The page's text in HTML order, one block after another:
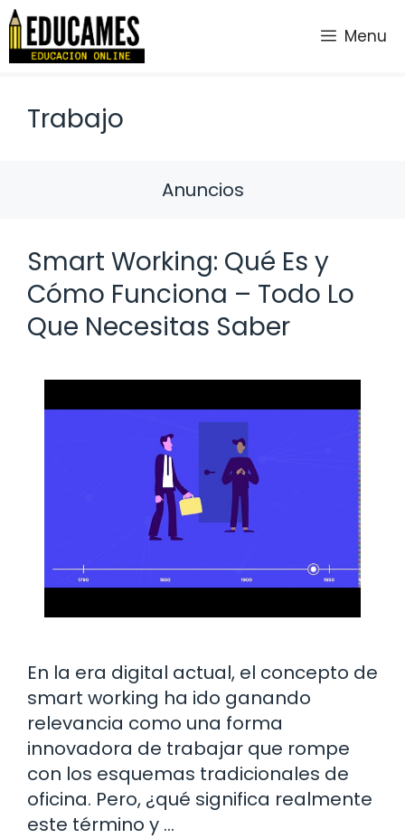
Saltar
contenido
Menu
Trabajo
Anuncios
Smart Working: Qué Es y
Cómo Funciona – Todo Lo
Que Necesitas Saber
En la era digital actual, el concepto de
smart working ha ido ganando
relevancia como una forma
innovadora de trabajar que rompe
con los esquemas tradicionales de
oficina. Pero, ¿qué significa realmente
este término y …